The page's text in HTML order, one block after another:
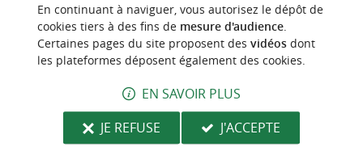
Visites Guidées Autrefois le Pottok ...
47 m - Bidarray
colline en ...
51 m -
En continuant à naviguer, vous autorisez le dépôt de
cookies tiers à des fins de mesure d'audience.
Certaines pages du site proposent des vidéosdont
les plateformes déposent également des cookies.
EN SAVOIR PLUS
JE REFUSE
J'ACCEPTE